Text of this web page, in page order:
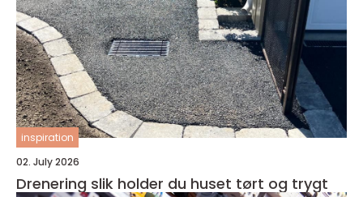
inspiration
02. July 2026
Drenering slik holder du huset tørt og trygt